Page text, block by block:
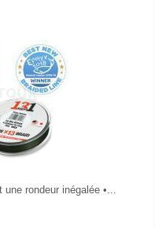
rondeur inégalée •...